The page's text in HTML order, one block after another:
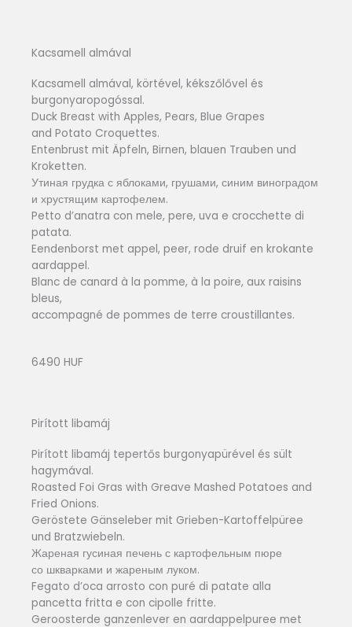
Kacsamell almával
Kacsamell almával, körtével, kékszőlővel és
burgonyaropogóssal.
Duck Breast with Apples, Pears, Blue Grapes
and Potato Croquettes.
Entenbrust mit Äpfeln, Birnen, blauen Trauben und
Kroketten.
Утиная грудка с яблоками, грушами, синим виноградом
и хрустящим картофелем.
Petto d’anatra con mele, pere, uva e crocchette di
patata.
Eendenborst met appel, peer, rode druif en krokante
aardappel.
Blanc de canard à la pomme, à la poire, aux raisins
bleus,
accompagné de pommes de terre croustillantes.
6490 HUF
Pirított libamáj
Pirított libamáj tepertős burgonyapürével és sült
hagymával.
Roasted Foi Gras with Greave Mashed Potatoes and
Fried Onions.
Geröstete Gänseleber mit Grieben-Kartoffelpüree
und Bratzwiebeln.
Жареная гусиная печень с картофельным пюре
со шкварками и жареным луком.
Fegato d’oca arrosto con puré di patate alla
pancetta fritta e con cipolle fritte.
Geroosterde ganzenlever en aardappelpuree met